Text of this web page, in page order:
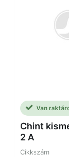
Van
Chint
2 A
Cikkszám